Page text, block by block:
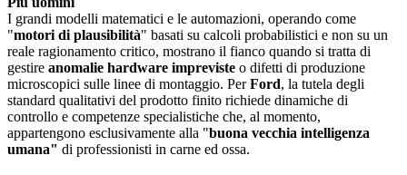
I grandi modelli matematici e le automazioni, operando come
"motori di plausibilità" basati su calcoli probabilistici e non su un
reale ragionamento critico, mostrano il fianco quando si tratta di
gestire anomalie hardware impreviste o difetti di produzione
microscopici sulle linee di montaggio. PerFord, la tutela degli
standard qualitativi del prodotto finito richiede dinamiche di
controllo e competenze specialistiche che, al momento,
appartengono esclusivamente alla "buona vecchia intelligenza
umana" di professionisti in carne ed ossa.